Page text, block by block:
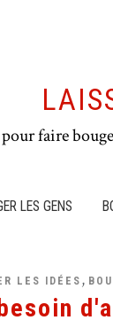
faire
LES GENS
LES IDÉES ,